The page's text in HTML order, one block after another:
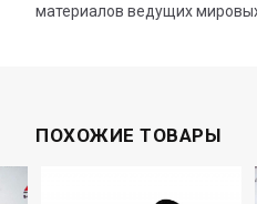
материалов ведущих
ПОХОЖИЕ ТОВАРЫ